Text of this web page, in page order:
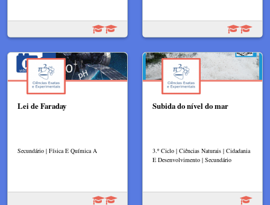
Lei de Faraday
Secundário | Física E Química A
Subida do nível do mar
3.º Ciclo | Ciências Naturais | Cidadania
E Desenvolvimento | Secundário